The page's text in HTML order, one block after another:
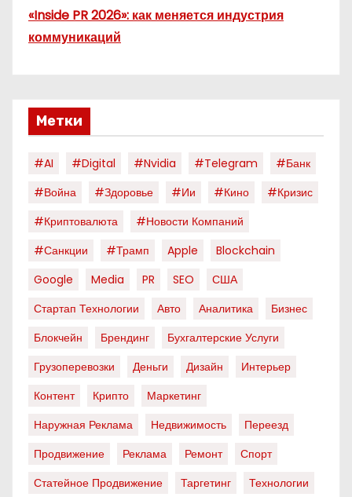
«Inside PR 2026»: как меняется индустрия
коммуникаций
Метки
#AI #digital #nvidia #telegram
#банк
#война
#здоровье #ии #кино
#кризис
#криптовалюта
#новости Компаний
#санкции
#трамп Apple
Blockchain
Google
Media PR SEO
США
Стартап Технологии
Авто Аналитика
Бизнес
Блокчейн
Брендинг
Бухгалтерские Услуги
Грузоперевозки
Деньги Дизайн
Интерьер
Контент
Крипто
Маркетинг
Наружная Реклама
Недвижимость
Переезд
Продвижение
Реклама Ремонт
Спорт
Статейное Продвижение
Таргетинг Технологии